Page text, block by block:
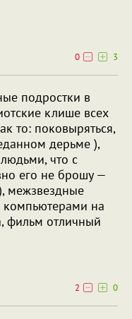
0
3
подростки в
клише всех
то: поковыряться,
дерьме ),
что с
его не брошу —
межзвездные
компьютерами на
фильм отличный
2
0